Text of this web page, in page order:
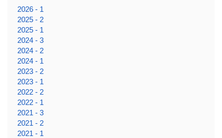
2026 - 1
2025 - 2
2025 - 1
2024 - 3
2024 - 2
2024 - 1
2023 - 2
2023 - 1
2022 - 2
2022 - 1
2021 - 3
2021 - 2
2021 - 1